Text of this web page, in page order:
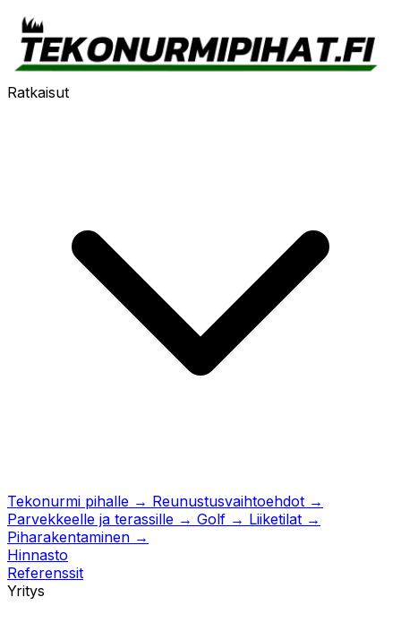
Ratkaisut
Tekonurmi pihalle → Reunustusvaihtoehdot →
Parvekkeelle ja terassille → Golf → Liiketilat →
Piharakentaminen →
Hinnasto
Referenssit
Yritys